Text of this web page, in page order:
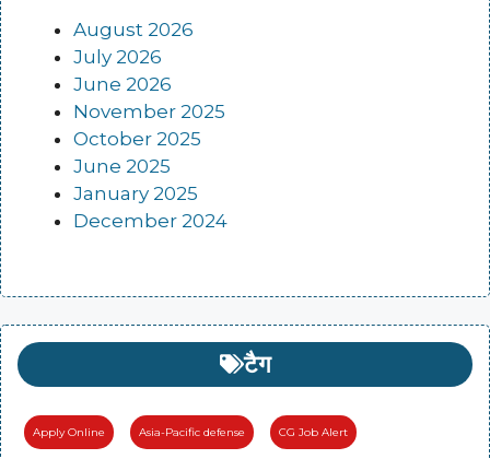
August 2026
July 2026
June 2026
November 2025
October 2025
June 2025
January 2025
December 2024
टैग
Apply Online Asia-Pacific defense CG Job Alert